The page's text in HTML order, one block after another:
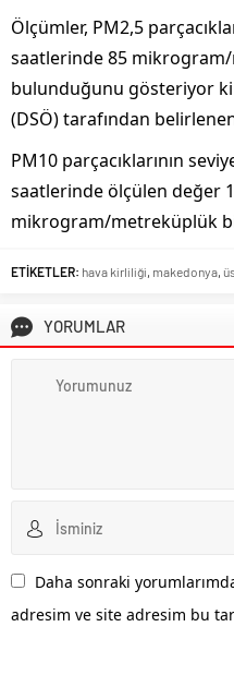
Ölçümler, PM2,5
saatlerinde 85
bulunduğunu gösteriyor ki
(DSÖ) tarafından
PM10 parçacıklarının
saatlerinde ölçülen değer
mikrogram/metreküplük
ETİKETLER: hava kirliliği, makedonya,
YORUMLAR
Daha sonraki
adresim ve site adresim bu